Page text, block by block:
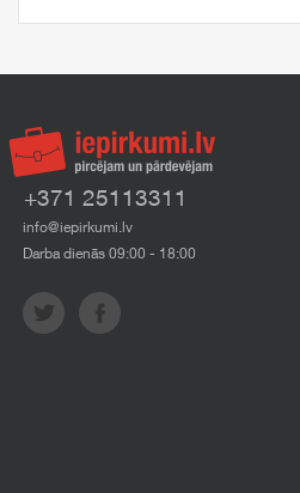
+371 25113311
info@iepirkumi.lv
Darba dienās 09:00 - 18:00